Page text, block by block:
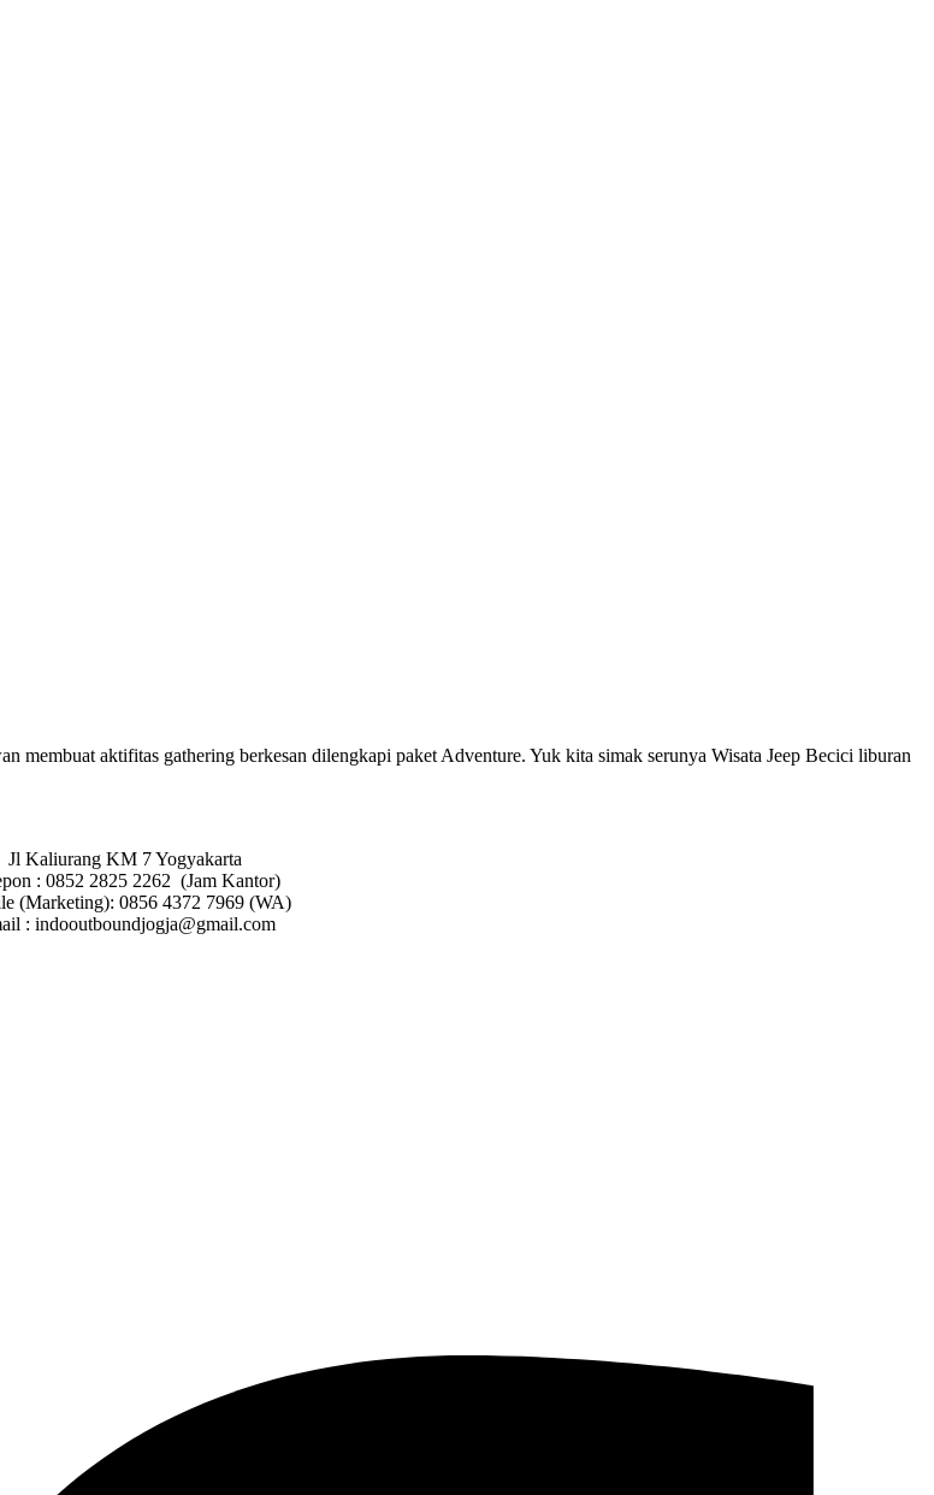
membuat aktifitas gathering berkesan dilengkapi paket Adventure. Yuk kita simak serunya Wisata Jeep Becici liburan
Jl Kaliurang KM 7 Yogyakarta
: 0852 2825 2262 (Jam Kantor)
(Marketing): 0856 4372 7969 (WA)
: indooutboundjogja@gmail.com